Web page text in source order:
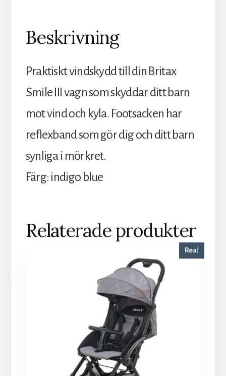
Beskrivning
Praktiskt vindskydd till din Britax
Smile III vagn som skyddar ditt barn
mot vind och kyla. Footsacken har
reflexband som gör dig och ditt barn
synliga i mörkret.
Färg: indigo blue
Relaterade produkter
Rea!